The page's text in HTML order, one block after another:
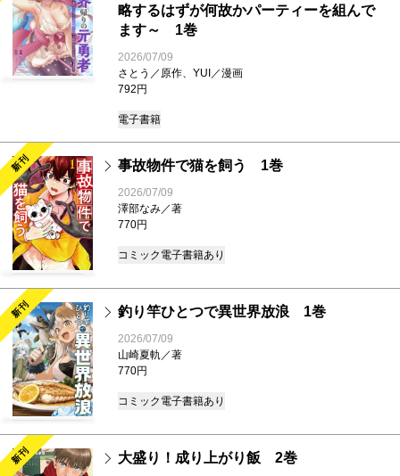
略するはずが何故かパーティーを組んで
ます～ 1巻
2026/07/09
さとう／原作、YUI／漫画
792円
電子書籍
新刊 事故物件で猫を飼う 1巻
2026/07/09
澤部なみ／著
770円
コミック 電子書籍あり
新刊 釣り竿ひとつで異世界放浪 1巻
2026/07/09
山崎夏軌／著
770円
コミック 電子書籍あり
新刊 大盛り！成り上がり飯 2巻